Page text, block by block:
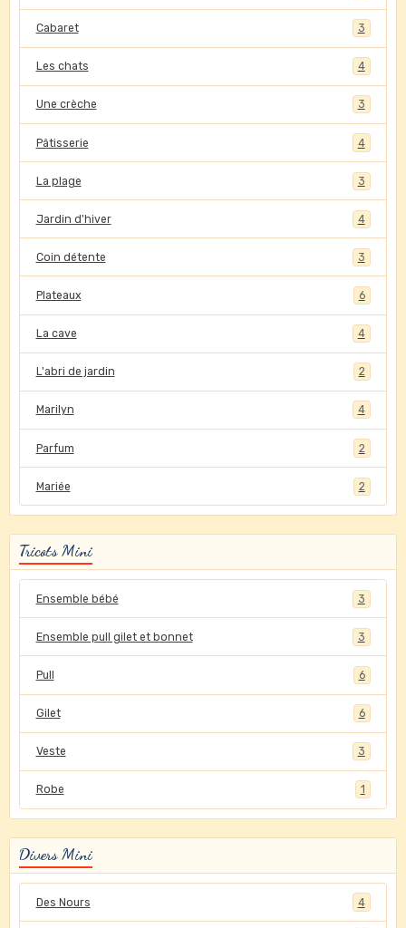
Cabaret 3
Les chats 4
Une crèche 3
Pâtisserie 4
La plage 3
Jardin d'hiver 4
Coin détente 3
Plateaux 6
La cave 4
L'abri de jardin 2
Marilyn 4
Parfum 2
Mariée 2
Tricots Mini
Ensemble bébé 3
Ensemble pull gilet et bonnet 3
Pull 6
Gilet 6
Veste 3
Robe 1
Divers Mini
Des Nours 4